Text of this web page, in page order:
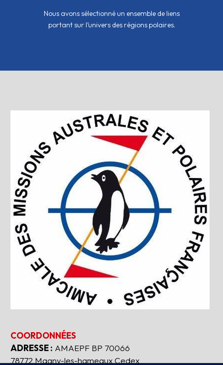
Nous avons sélectionné un ensemble de liens
portant sur l’univers des régions polaires.
COORDONNÉES
ADRESSE : AMAEPF BP 70066
78772 Magny-les-hameaux Cedex